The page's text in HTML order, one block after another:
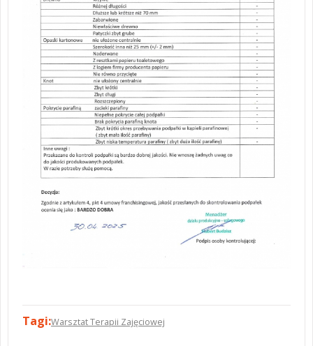
Tagi:Warsztat Terapii Zajęciowej